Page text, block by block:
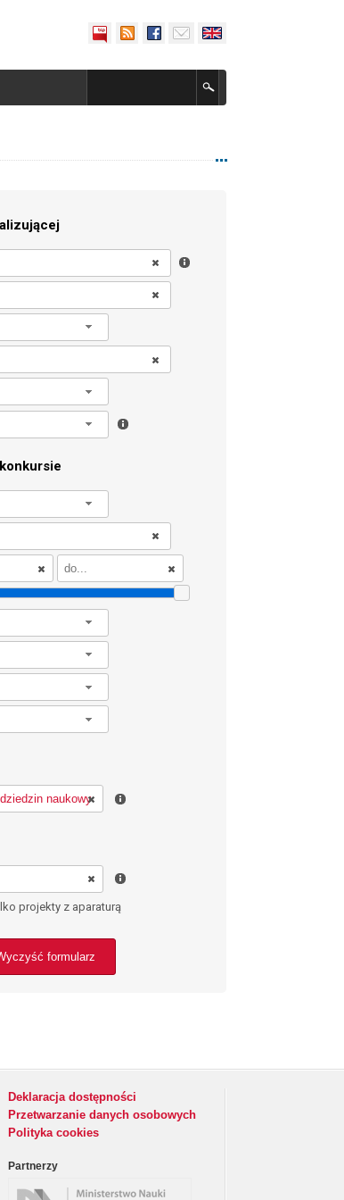
projekty z aparaturą
formularz
Deklaracja dostępności
Przetwarzanie danych osobowych
Polityka cookies
Partnerzy